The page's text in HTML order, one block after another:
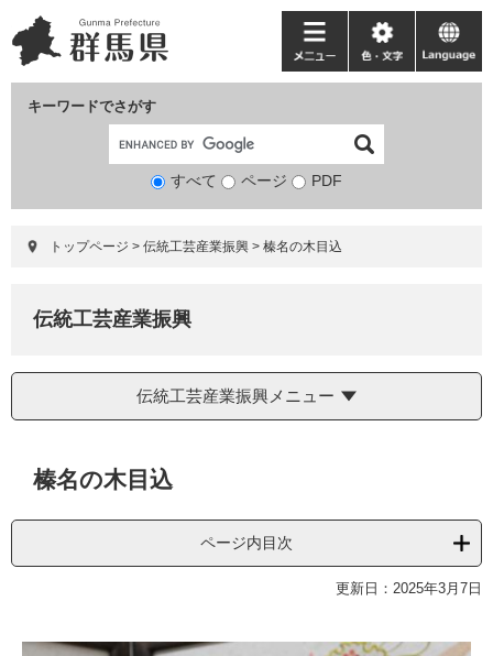
ー
ジ
ニ
ュ
て
キーワードでさがす
検
象
すべて ページ PDF
メ
ニ
ー
色・
文
language
トップページ > 伝統工芸産業振興 > 榛名の木目込
伝統工芸産業振興
伝統工芸産業振興メニュー
榛名の木目込
ページ内目次
更新日：2025年3月7日